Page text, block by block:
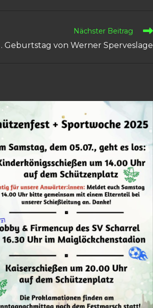
Nächster Beitrag
Geburtstag von Werner Sperveslage